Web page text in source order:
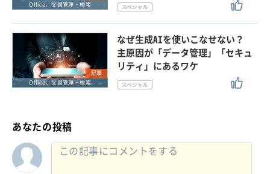
Office、文書管理・検索
記事
Office、文書管理・検索
なぜ生成AIを使いこなせない？
主原因が「データ管理」「セキュ
リティ」にあるワケ
あなたの投稿